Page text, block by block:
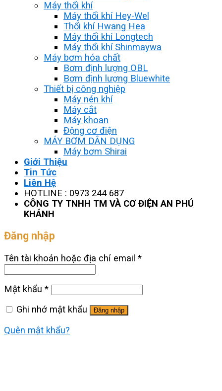
Máy thổi khí
Máy thổi khí Hey-Wel
Thổi khí Hwang Hea
Máy thổi khí Longtech
Máy thổi khí Shinmaywa
Máy bơm hóa chất
Bơm định lượng OBL
Bơm định lượng Bluewhite
Thiết bị công nghiệp
Máy nén khí
Máy cắt
Máy khoan
Động cơ điện
MÁY BƠM DÂN DỤNG
Máy bơm Shirai
Giới Thiệu
Tin Tức
Liên Hệ
HOTLINE : 0973 244 687
CÔNG TY TNHH TM VÀ CƠ ĐIỆN AN PHÚ
KHÁNH
Đăng nhập
Tên tài khoản hoặc địa chỉ email *
Mật khẩu *
Ghi nhớ mật khẩu
Đăng nhập
Quên mật khẩu?